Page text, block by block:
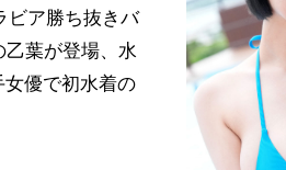
ビア勝ち抜きバ
乙葉が登場、水
優で初水着の